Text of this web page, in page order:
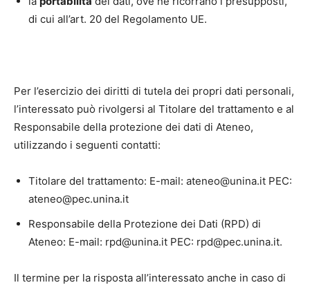
di cui all’art. 20 del Regolamento UE.
Per l’esercizio dei diritti di tutela dei propri dati personali,
l’interessato può rivolgersi al Titolare del trattamento e al
Responsabile della protezione dei dati di Ateneo,
utilizzando i seguenti contatti:
Titolare del trattamento: E-mail: ateneo@unina.it PEC:
ateneo@pec.unina.it
Responsabile della Protezione dei Dati (RPD) di
Ateneo: E-mail: rpd@unina.it PEC: rpd@pec.unina.it.
Il termine per la risposta all’interessato anche in caso di